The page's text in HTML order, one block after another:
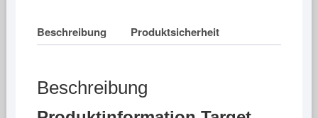
Beschreibung Produktsicherheit
Beschreibung